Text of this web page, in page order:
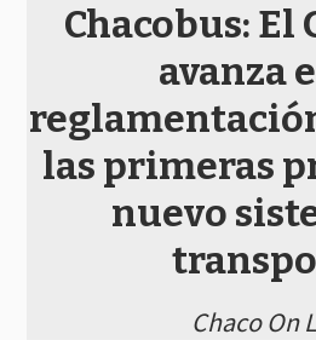
Chacobus: El
avanza
las primeras
nuevo
Chaco On